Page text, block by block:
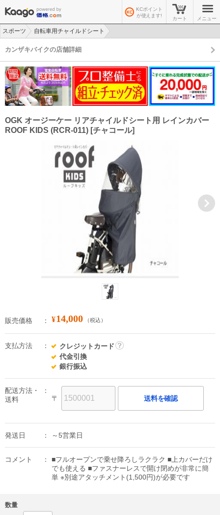
KCポイント
が使えます!
カート メニュー
スポーツ
自転車用チャイルドシート
カンザキバイクの店舗詳細
OGK オージーケー リアチャイルドシート用 レインカバー
ROOF KIDS (RCR-011) [チャコール]
販売価格 ¥14,000 （税込）
支払方法
クレジットカード
代金引換
銀行振込
配送方法・
送料
〒 送料を確認
発送日 ～5営業日
コメント
■フルオープンで乗せ降ろしラクラク ■上カバーだけ
でも使える ■ファスナーレスで開け閉めが非常に簡
単 ※別途アタッチメント(1,500円)が必要です
数量